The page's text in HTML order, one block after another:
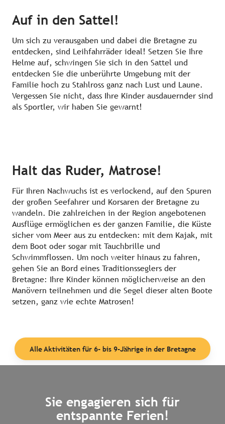
Auf in den Sattel!
Um sich zu verausgaben und dabei die Bretagne zu
entdecken, sind Leihfahrräder ideal! Setzen Sie Ihre
Helme auf, schwingen Sie sich in den Sattel und
entdecken Sie die unberührte Umgebung mit der
Familie hoch zu Stahlross ganz nach Lust und Laune.
Vergessen Sie nicht, dass Ihre Kinder ausdauernder sind
als Sportler, wir haben Sie gewarnt!
Halt das Ruder, Matrose!
Für Ihren Nachwuchs ist es verlockend, auf den Spuren
der großen Seefahrer und Korsaren der Bretagne zu
wandeln. Die zahlreichen in der Region angebotenen
Ausflüge ermöglichen es der ganzen Familie, die Küste
sicher vom Meer aus zu entdecken: mit dem Kajak, mit
dem Boot oder sogar mit Tauchbrille und
Schwimmflossen. Um noch weiter hinaus zu fahren,
gehen Sie an Bord eines Traditionsseglers der
Bretagne: Ihre Kinder können möglicherweise an den
Manövern teilnehmen und die Segel dieser alten Boote
setzen, ganz wie echte Matrosen!
Alle Aktivitäten für 6- bis 9-Jährige in der Bretagne
Sie engagieren sich für
entspannte Ferien!